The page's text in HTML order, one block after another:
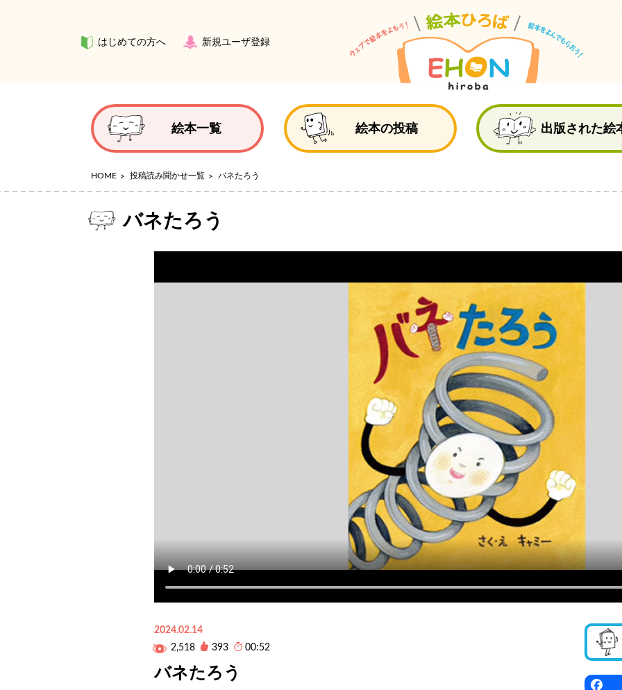
はじめての方へ 新規ユーザ登録
絵本一覧 絵本の投稿 出版された絵
HOME 投稿読み聞かせ一覧 バネたろう
バネたろう
2024.02.14
2,518
393 00:52
バネたろう